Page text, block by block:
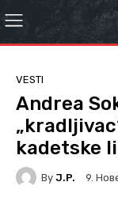
VESTI
Andrea
kadetske
By J.P. 9.